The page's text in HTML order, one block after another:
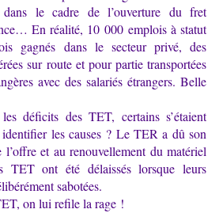
dans le cadre de l’ouverture du fret
En réalité, 10 000 emplois à statut
gagnés dans le secteur privé, des
sur route et pour partie transportées
avec des salariés étrangers. Belle
déficits des TET, certains s’étaient
identifier les causes ? Le TER a dû son
l’offre et au renouvellement du matériel
TET ont été délaissés lorsque leurs
sabotées.
on lui refile la rage !